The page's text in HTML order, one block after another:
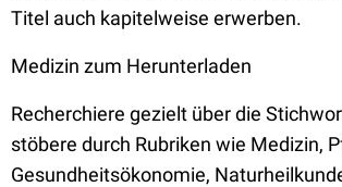
Titel auch kapitelweise erwerben.
Medizin zum Herunterladen
Recherchiere gezielt über die
stöbere durch Rubriken wie Medizin,
Gesundheitsökonomie,